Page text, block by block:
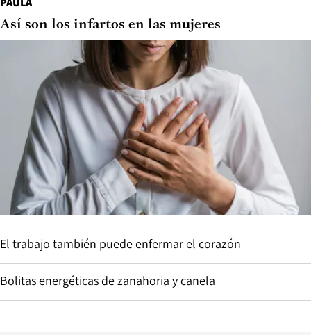
Así son los infartos en las mujeres
El trabajo también puede enfermar el corazón
Bolitas energéticas de zanahoria y canela